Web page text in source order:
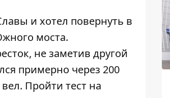
и хотел повернуть в
моста.
не заметив другой
примерно через 200
Пройти тест на